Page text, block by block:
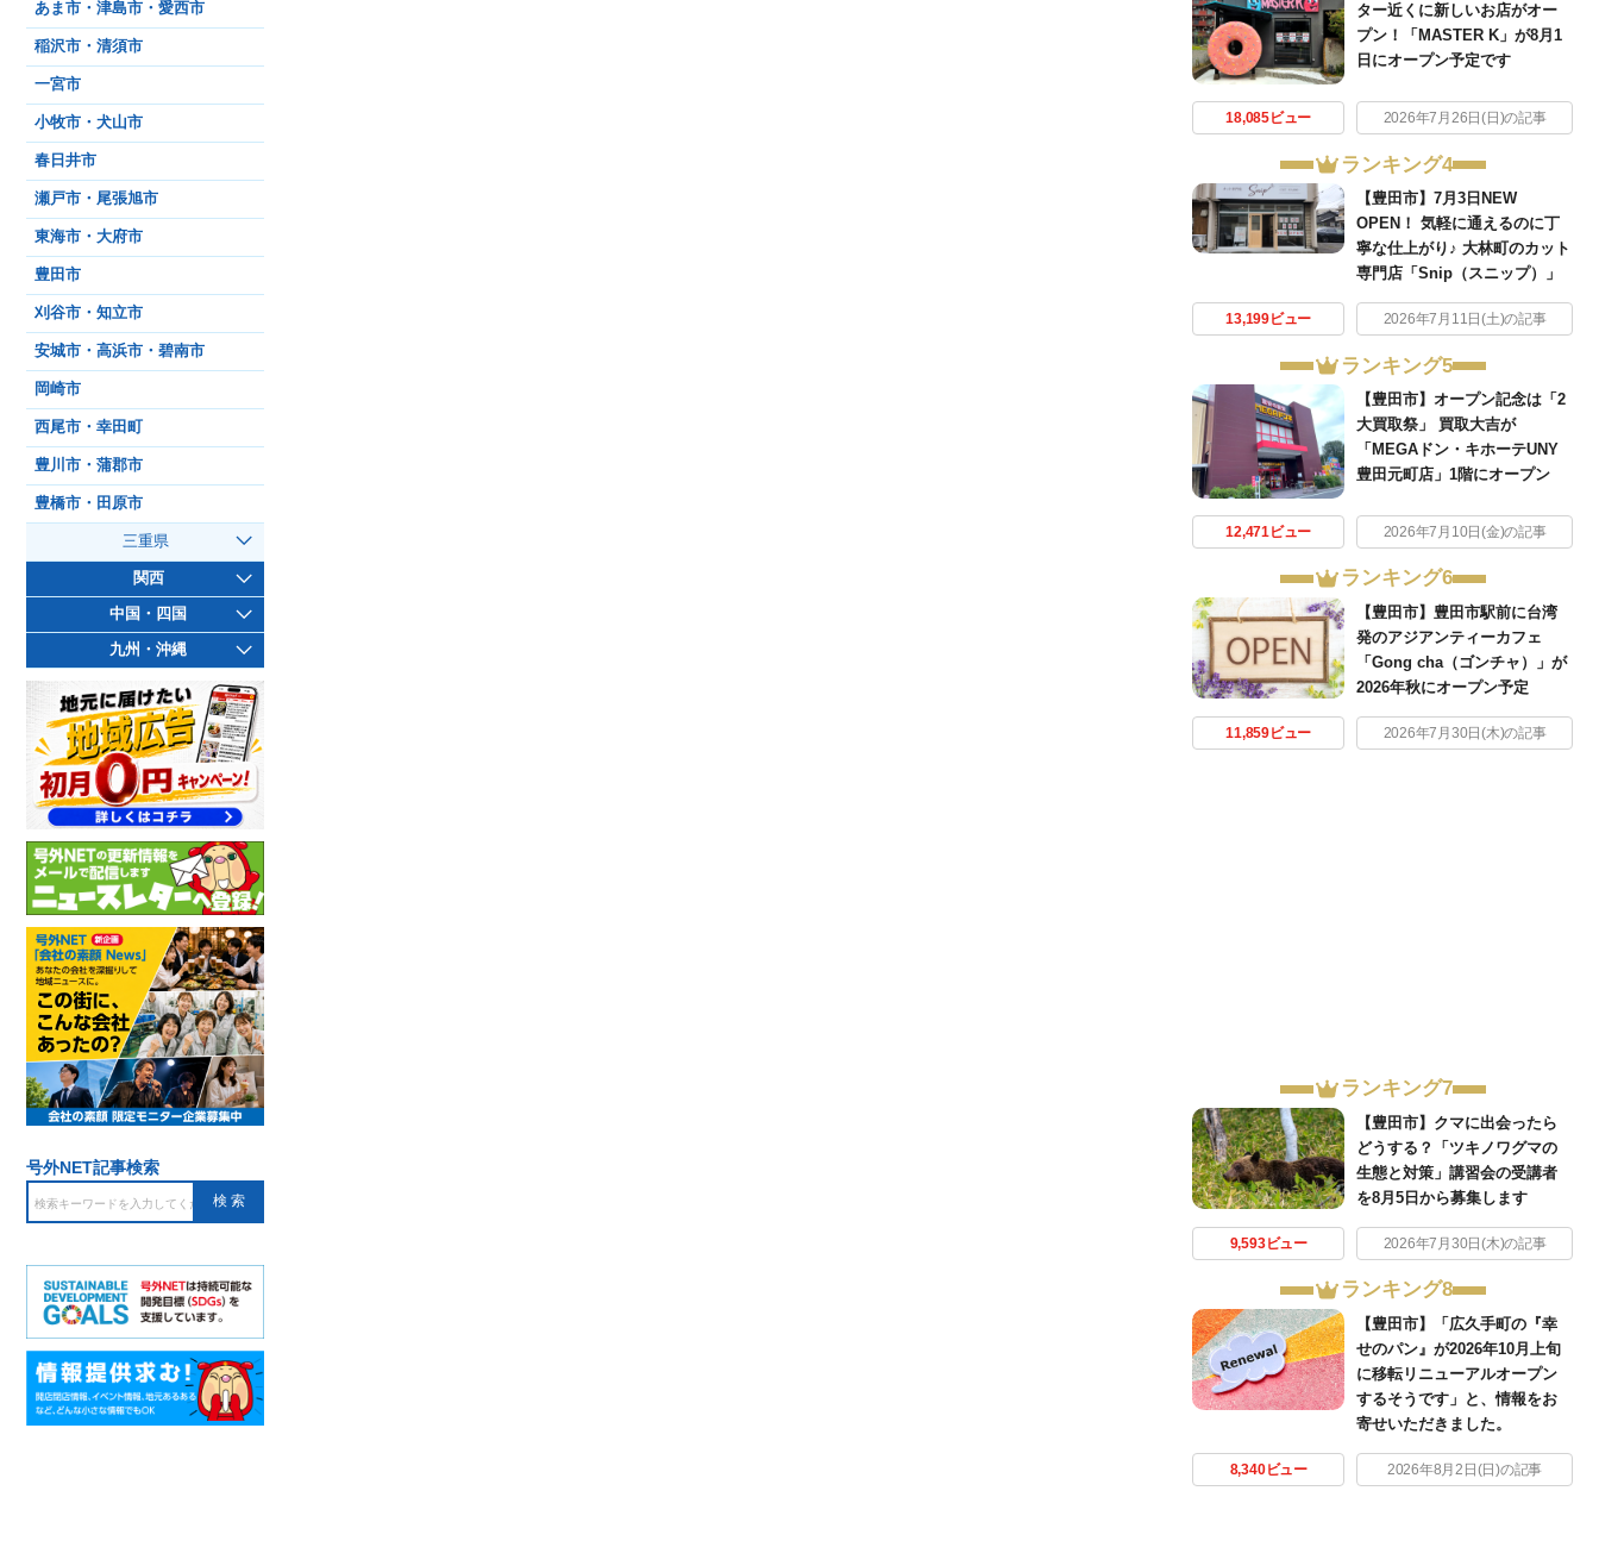
ター近くに新しいお店がオー
プン！「MASTER K」が8月1
日にオープン予定です
18,085ビュー 2026年7月26日(日)の記事
ランキング4
【豊田市】7月3日NEW
OPEN！ 気軽に通えるのに丁
寧な仕上がり♪ 大林町のカット
専門店「Snip（スニップ）」
13,199ビュー 2026年7月11日(土)の記事
ランキング5
【豊田市】オープン記念は「2
大買取祭」 買取大吉が
「MEGAドン・キホーテUNY
豊田元町店」1階にオープン
12,471ビュー 2026年7月10日(金)の記事
ランキング6
【豊田市】豊田市駅前に台湾
発のアジアンティーカフェ
「Gong cha（ゴンチャ）」が
2026年秋にオープン予定
11,859ビュー 2026年7月30日(木)の記事
ランキング7
【豊田市】クマに出会ったら
どうする？「ツキノワグマの
生態と対策」講習会の受講者
を8月5日から募集します
9,593ビュー 2026年7月30日(木)の記事
ランキング8
【豊田市】「広久手町の『幸
せのパン』が2026年10月上旬
に移転リニューアルオープン
するそうです」と、情報をお
寄せいただきました。
8,340ビュー 2026年8月2日(日)の記事
あま市・津島市・愛西市
稲沢市・清須市
一宮市
小牧市・犬山市
春日井市
瀬戸市・尾張旭市
東海市・大府市
豊田市
刈谷市・知立市
安城市・高浜市・碧南市
岡崎市
西尾市・幸田町
豊川市・蒲郡市
豊橋市・田原市
三重県
関西
中国・四国
九州・沖縄
号外NET記事検索